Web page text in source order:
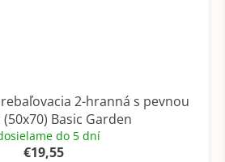
2-hranná s pevnou
Basic Garden
do 5 dní
€19,55